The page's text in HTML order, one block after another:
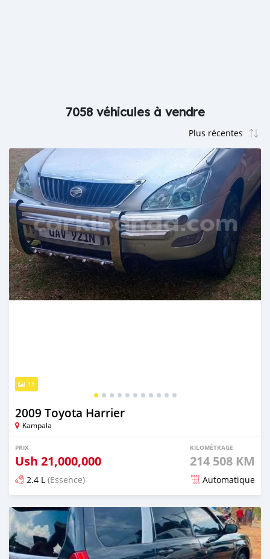
7058 véhicules à vendre
11
2009 Toyota Harrier
Kampala
PRIX
Ush 21,000,000
KILOMÉTRAGE
214 508 KM
2.4 L (Essence) Automatique
Publié il y a 1 jour